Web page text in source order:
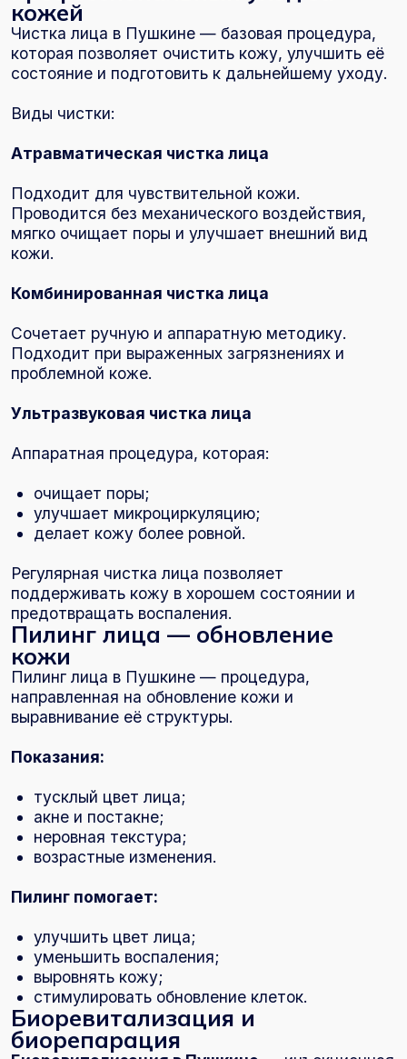
Подходит при выраженных загрязнениях и
проблемной коже.
Ультразвуковая чистка лица
очищает поры;
делает кожу более ровной.
Регулярная чистка лица позволяет
поддерживать кожу в хорошем состоянии и
предотвращать воспаления.
Пилинг лица — обновление
кожи
направленная на обновление кожи и
выравнивание её структуры.
Показания:
тусклый цвет лица;
возрастные изменения.
Пилинг помогает:
уменьшить воспаления;
выровнять кожу;
стимулировать обновление клеток.
Биоревитализация и
биорепарация
Биоревитализация в Пушкине — инъекционная
процедура, направленная на глубокое
увлажнение кожи с помощью гиалуроновой
кислоты.
Эффект:
повышение уровня увлажненности;
улучшение тонуса кожи;
снижение мелких морщин;
процедура, которая:
восстанавливает кожу;
улучшает структуру тканей;
усиливает регенерацию.
Мезотерапия лица
Мезотерапия в Пушкине
специальных препаратов в кожу для улучшения
Показания:
тусклая кожа;
первые признаки старения;
акне и воспаления;
выпадение волос (в трихологии)